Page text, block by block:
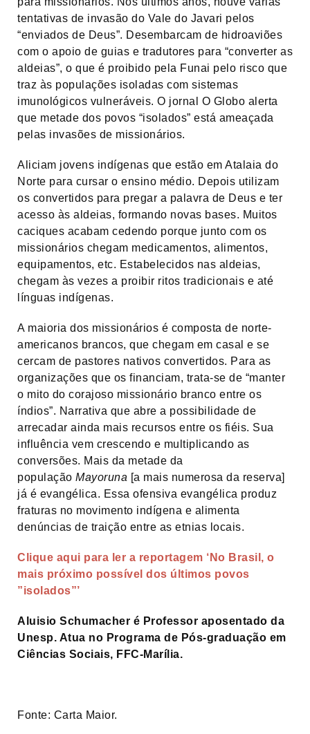
tentativas de invasão do Vale do Javari pelos
“enviados de Deus”. Desembarcam de hidroaviões
com o apoio de guias e tradutores para “converter as
aldeias”, o que é proibido pela Funai pelo risco que
traz às populações isoladas com sistemas
imunológicos vulneráveis. O jornal O Globo alerta
que metade dos povos “isolados” está ameaçada
pelas invasões de missionários.
Aliciam jovens indígenas que estão em Atalaia do
Norte para cursar o ensino médio. Depois utilizam
os convertidos para pregar a palavra de Deus e ter
acesso às aldeias, formando novas bases. Muitos
caciques acabam cedendo porque junto com os
missionários chegam medicamentos, alimentos,
equipamentos, etc. Estabelecidos nas aldeias,
chegam às vezes a proibir ritos tradicionais e até
línguas indígenas.
A maioria dos missionários é composta de norte-
americanos brancos, que chegam em casal e se
cercam de pastores nativos convertidos. Para as
organizações que os financiam, trata-se de “manter
o mito do corajoso missionário branco entre os
índios”. Narrativa que abre a possibilidade de
arrecadar ainda mais recursos entre os fiéis. Sua
influência vem crescendo e multiplicando as
conversões. Mais da metade da
população Mayoruna [a mais numerosa da reserva]
já é evangélica. Essa ofensiva evangélica produz
fraturas no movimento indígena e alimenta
denúncias de traição entre as etnias locais.
Clique aqui para ler a reportagem ‘No Brasil, o
mais próximo possível dos últimos povos
”isolados”’
Aluisio Schumacher é Professor aposentado da
Unesp. Atua no Programa de Pós-graduação em
Ciências Sociais, FFC-Marília.
Fonte: Carta Maior.